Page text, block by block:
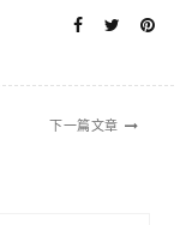
下一篇文章